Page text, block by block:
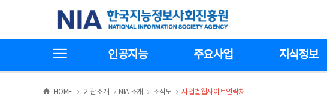
기
한국지능정보사회진흥원
인공지능 주요사업 지식정보
HOME >
기관소개 >NIA 소개 >
조직도 >
사업별웹사이트연락처